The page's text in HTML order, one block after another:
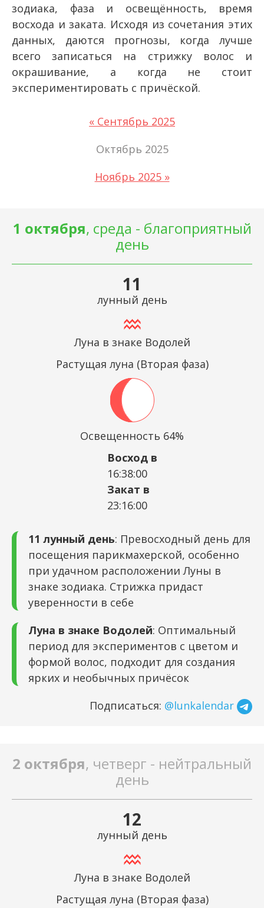
зодиака, фаза и освещённость, время
восхода и заката. Исходя из сочетания этих
данных, даются прогнозы, когда лучше
всего записаться на стрижку волос и
окрашивание, а когда не стоит
экспериментировать с причёской.
« Сентябрь 2025
Октябрь 2025
Ноябрь 2025 »
1 октября, среда - благоприятный
день
11
лунный день
Луна в знаке Водолей
Растущая луна (Вторая фаза)
Освещенность 64%
Восход в
16:38:00
Закат в
23:16:00
11 лунный день: Превосходный день для
посещения парикмахерской, особенно
при удачном расположении Луны в
знаке зодиака. Стрижка придаст
уверенности в себе
Луна в знаке Водолей: Оптимальный
период для экспериментов с цветом и
формой волос, подходит для создания
ярких и необычных причёсок
Подписаться: @lunkalendar
2 октября, четверг - нейтральный
день
12
лунный день
Луна в знаке Водолей
Растущая луна (Вторая фаза)